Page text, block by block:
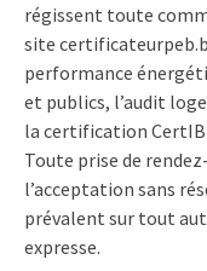
régissent toute
site
performance
et publics, l’audit
la certification
Toute prise de
l’acceptation sans
prévalent sur tout
expresse.